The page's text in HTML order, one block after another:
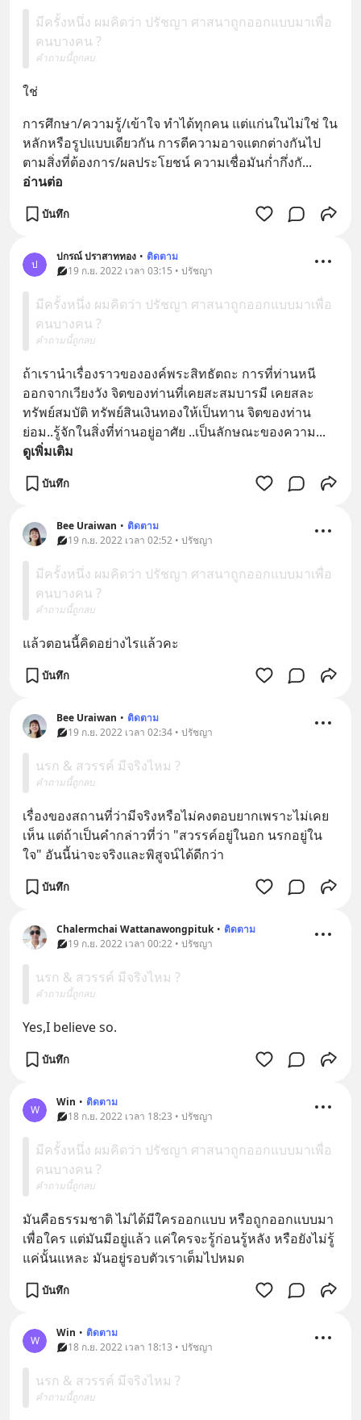
มีครั้งหนึ่ง ผมคิดว่า ปรัชญา ศาสนาถูกออกแบบมาเพื่อ
คนบางคน ?
คำถามนี้ถูกลบ
ใช่
การศึกษา/ความรู้/เข้าใจ ทำได้ทุกคน แต่แก่นในไม่ใช่ ใน
หลักหรือรูปแบบเดียวกัน การตีความอาจแตกต่างกันไป
ตามสิ่งที่ต้องการ/ผลประโยชน์ ความเชื่อมันก่ำกึ่งกั
อ่านต่อ
บันทึก
ป
ปกรณ์ ปราสาททอง • ติดตาม
19 ก.ย. 2022 เวลา 03:15 • ปรัชญา
มีครั้งหนึ่ง ผมคิดว่า ปรัชญา ศาสนาถูกออกแบบมาเพื่อ
คนบางคน ?
คำถามนี้ถูกลบ
ถ้าเรานำเรื่องราวขององค์พระสิทธัตถะ การที่ท่านหนี
ออกจากเวียงวัง จิตของท่านที่เคยสะสมบารมี เคยสละ
ทรัพย์สมบัติ ทรัพย์สินเงินทองให้เป็นทาน จิตของท่าน
ย่อม..รู้จักในสิ่งที่ท่านอยู่อาศัย ..เป็นลักษณะของความ...
ดูเพิ่มเติม
บันทึก
Bee Uraiwan • ติดตาม
19 ก.ย. 2022 เวลา 02:52 • ปรัชญา
มีครั้งหนึ่ง ผมคิดว่า ปรัชญา ศาสนาถูกออกแบบมาเพื่อ
คนบางคน ?
คำถามนี้ถูกลบ
แล้วตอนนี้คิดอย่างไรแล้วคะ
บันทึก
Bee Uraiwan • ติดตาม
19 ก.ย. 2022 เวลา 02:34 • ปรัชญา
นรก & สวรรค์ มีจริงไหม ?
คำถามนี้ถูกลบ
เรื่องของสถานที่ว่ามีจริงหรือไม่คงตอบยากเพราะไม่เคย
เห็น แต่ถ้าเป็นคำกล่าวที่ว่า "สวรรค์อยู่ในอก นรกอยู่ใน
ใจ" อันนี้น่าจะจริงและพิสูจน์ได้ดีกว่า
บันทึก
Chalermchai Wattanawongpituk • ติดตาม
19 ก.ย. 2022 เวลา 00:22 • ปรัชญา
นรก & สวรรค์ มีจริงไหม ?
คำถามนี้ถูกลบ
Yes,I believe so.
บันทึก
W
Win • ติดตาม
18 ก.ย. 2022 เวลา 18:23 • ปรัชญา
มีครั้งหนึ่ง ผมคิดว่า ปรัชญา ศาสนาถูกออกแบบมาเพื่อ
คนบางคน ?
คำถามนี้ถูกลบ
มันคือธรรมชาติ ไม่ได้มีใครออกแบบ หรือถูกออกแบบมา
เพื่อใคร แต่มันมีอยู่แล้ว แค่ใครจะรู้ก่อนรู้หลัง หรือยังไม่รู้
แค่นั้นแหละ มันอยู่รอบตัวเราเต็มไปหมด
บันทึก
W
Win • ติดตาม
18 ก.ย. 2022 เวลา 18:13 • ปรัชญา
นรก & สวรรค์ มีจริงไหม ?
คำถามนี้ถูกลบ